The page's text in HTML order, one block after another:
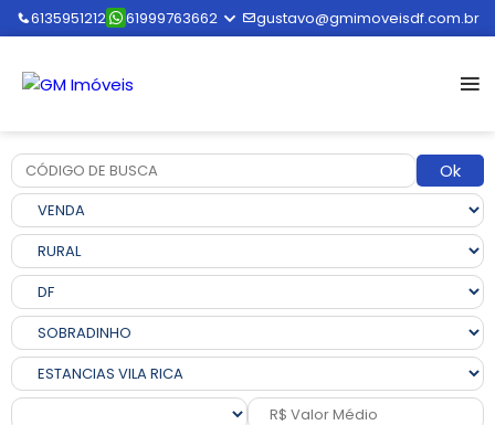
6135951212 61999763662 gustavo@gmimoveisdf.com.br
Ok